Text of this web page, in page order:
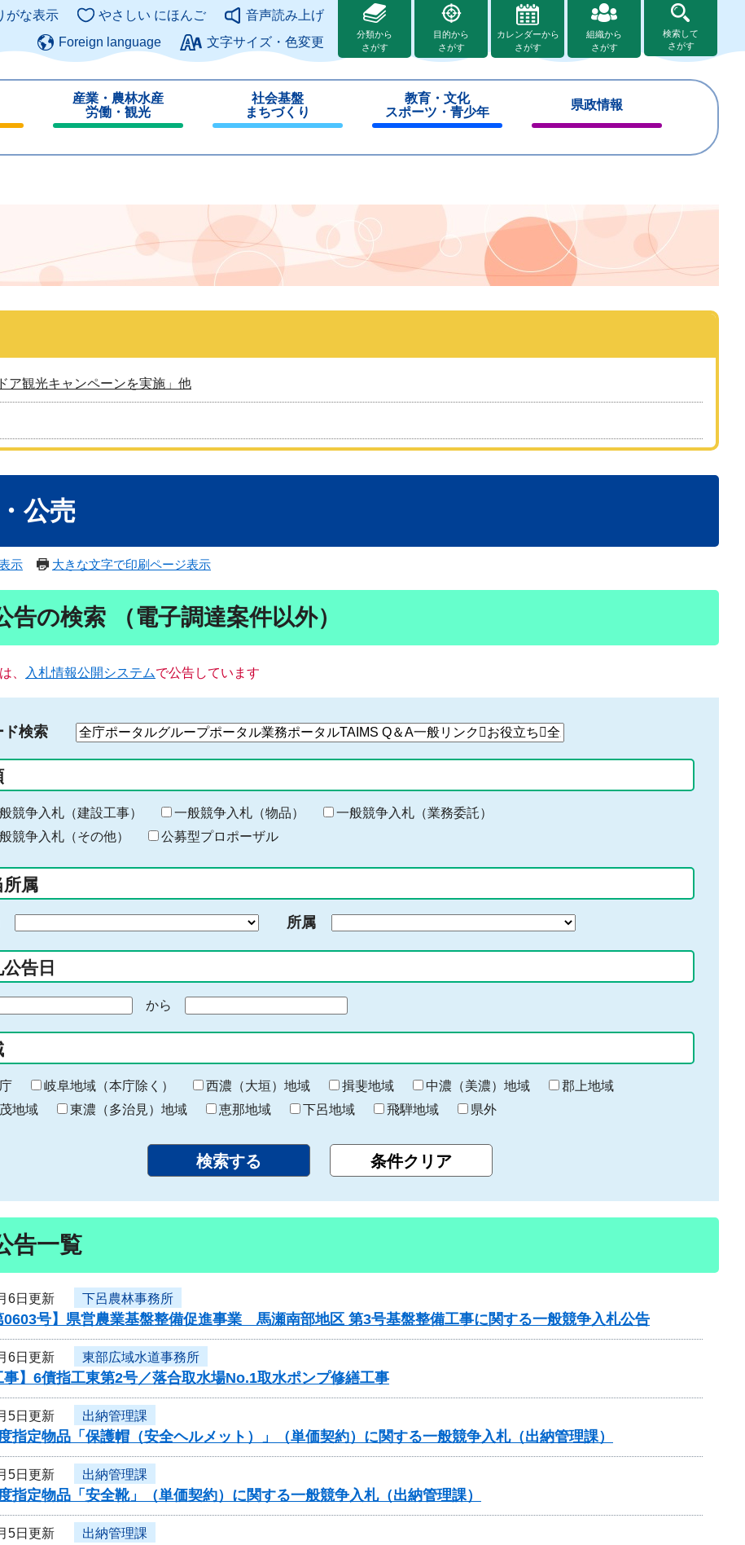
このページの本文へ
がな表示 やさしい にほんご
音声読み上げ
Foreign language
文字サイズ・色変更
分類から
さがす
目的から
さがす
カレンダーから
さがす
組織から
さがす
検索して
さがす
産業・農林水産
労働・観光
じ
社会基盤
まちづくり
じ
教育・文化
スポーツ・青少年
じ
県政情報
じ
ア観光キャンペーンを実施」他
公売
示 大きな文字で印刷ページ表示
告の検索 （電子調達案件以外）
、 入札情報公開システムで公告しています
ド検索
検
る
キ
ー
ー
入
力
競争入札（建設工事） 一般競争入札（物品）
一般競争入札（業務委託）
競争入札（その他）
公募型プロポーザル
所属
所属
公告日
から
終
わ
り
岐阜地域（本庁除く） 西濃（大垣）地域 揖斐地域 中濃（美濃）地域
郡上地域
地域
東濃（多治見）地域 恵那地域 下呂地域 飛騨地域 県外
告一覧
6日更新 下呂農林事務所
0603号】県営農業基盤整備促進事業 馬瀬南部地区 第3号基盤整備工事に関する一般競争入札公告
6日更新 東部広域水道事務所
事】6債指工東第2号／落合取水場No.1取水ポンプ修繕工事
5日更新 出納管理課
指定物品「保護帽（安全ヘルメット）」（単価契約）に関する一般競争入札（出納管理課）
5日更新 出納管理課
指定物品「安全靴」（単価契約）に関する一般競争入札（出納管理課）
5日更新 出納管理課